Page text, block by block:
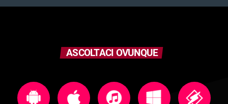
ASCOLTACI OVUNQUE